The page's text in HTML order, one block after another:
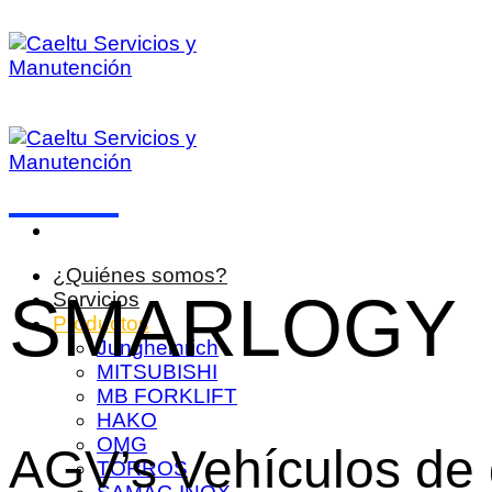
al
contenido
¿Quiénes somos?
Servicios
Productos
Jungheinrich
MITSUBISHI
MB FORKLIFT
HAKO
OMG
TORROS
SMARLOGY
AGV’s Vehículos